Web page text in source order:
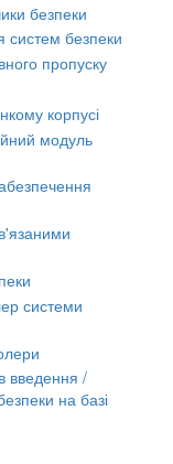
безпеки
систем безпеки
пропуску
корпусі
модуль
системи
введення /
на базі